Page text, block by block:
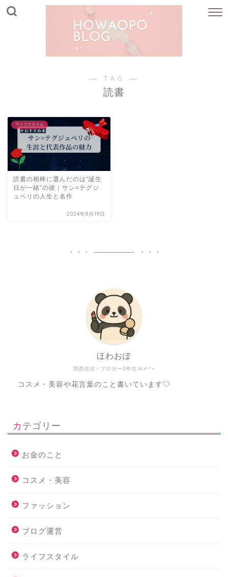
― TAG ―
読書
ライフスタイル
読書の相棒に選んだのは“誕生
日が一緒”の彼｜サン=テグジ
ュペリの人生と名作
2024年8月19日
関西在住♀ブロガー3年生ᝰ✍︎꙳⋆
ほわおぽ
コスメ・美容や花言葉のこと書いています♡
カテゴリー
お金のこと
コスメ・美容
ファッション
ブログ運営
ライフスタイル